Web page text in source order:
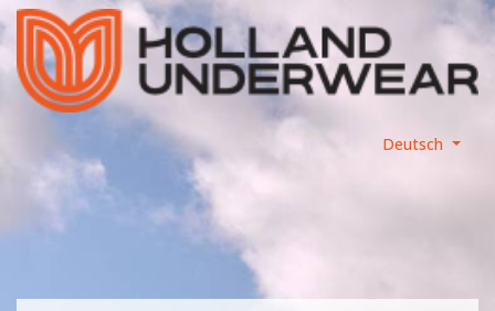
Deutsch